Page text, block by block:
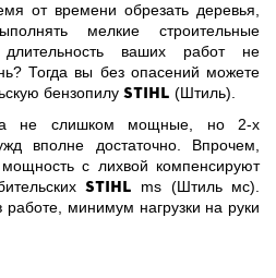
от времени обрезать деревья,
мелкие строительные
ваших работ не
Тогда вы без опасений можете
бензопилу Stihl (Штиль).
не слишком мощные, но 2-х
вполне достаточно. Впрочем,
с лихвой компенсируют
stihl ms (Штиль мс).
минимум нагрузки на руки